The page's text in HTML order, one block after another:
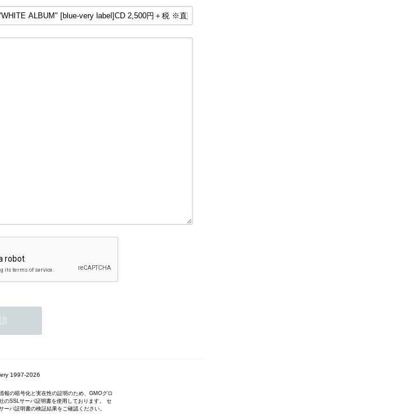
1997-2026
報の暗号化と実在性の証明のため、GMOグロ
のSSLサーバ証明書を使用しております。 セ
ーバ証明書の検証結果をご確認ください。